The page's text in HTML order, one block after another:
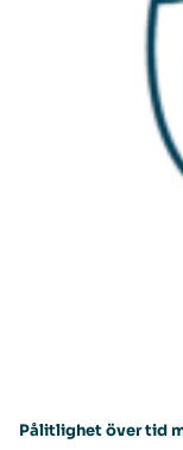
Pålitlighet över tid